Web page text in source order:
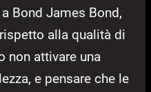
Bond James Bond,
alla qualità di
non attivare una
e pensare che le